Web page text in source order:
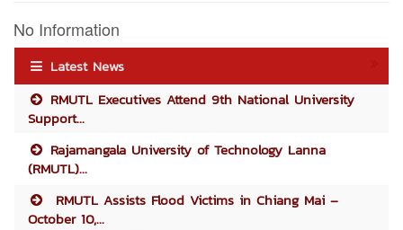
No Information
Latest News
RMUTL Executives Attend 9th National University
Support...
Rajamangala University of Technology Lanna
(RMUTL)...
RMUTL Assists Flood Victims in Chiang Mai –
October 10,...